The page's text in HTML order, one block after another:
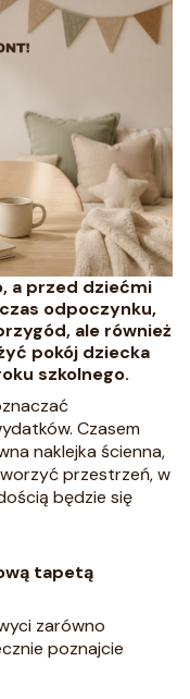
a przed dziećmi
odpoczynku,
ale również
pokój dziecka
szkolnego.
Czasem
naklejka ścienna,
przestrzeń, w
będzie się
tapetą
zarówno
poznajcie